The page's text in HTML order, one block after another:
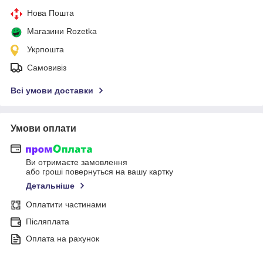
Нова Пошта
Магазини Rozetka
Укрпошта
Самовивіз
Всі умови доставки
Умови оплати
Ви отримаєте замовлення
або гроші повернуться на вашу картку
Детальніше
Оплатити частинами
Післяплата
Оплата на рахунок